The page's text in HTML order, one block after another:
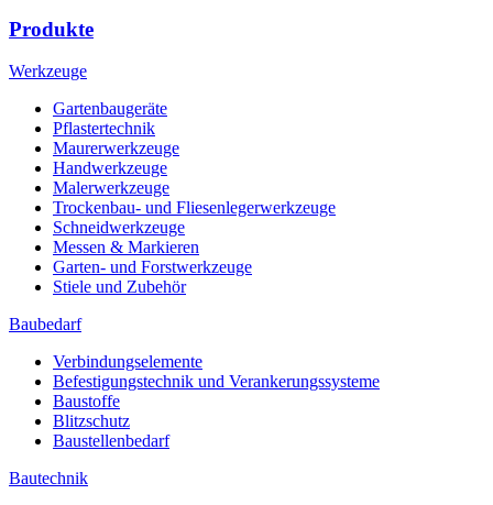
Produkte
Werkzeuge
Gartenbaugeräte
Pflastertechnik
Maurerwerkzeuge
Handwerkzeuge
Malerwerkzeuge
Trockenbau- und Fliesenlegerwerkzeuge
Schneidwerkzeuge
Messen & Markieren
Garten- und Forstwerkzeuge
Stiele und Zubehör
Baubedarf
Verbindungselemente
Befestigungstechnik und Verankerungssysteme
Baustoffe
Blitzschutz
Baustellenbedarf
Bautechnik